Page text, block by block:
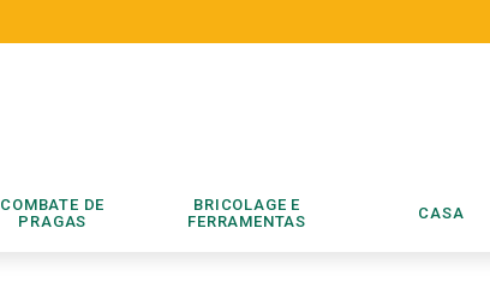
COMBATE DE
PRAGAS
BRICOLAGE E
FERRAMENTAS
CASA